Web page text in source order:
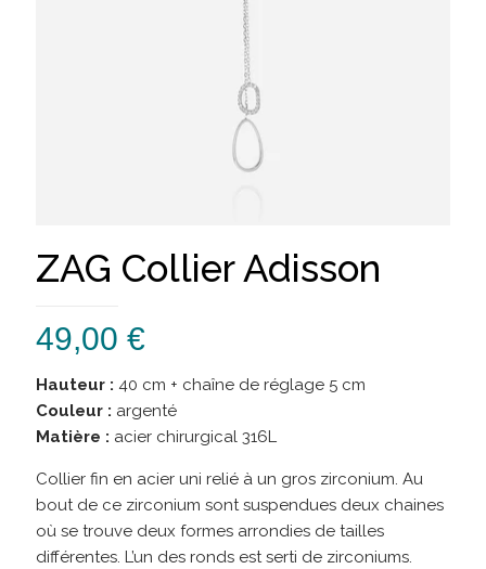
ZAG Collier Adisson
49,00 €
Hauteur : 40 cm + chaîne de réglage 5 cm
Couleur : argenté
Matière : acier chirurgical 316L
Collier fin en acier uni relié à un gros zirconium. Au
bout de ce zirconium sont suspendues deux chaines
où se trouve deux formes arrondies de tailles
différentes. L’un des ronds est serti de zirconiums.